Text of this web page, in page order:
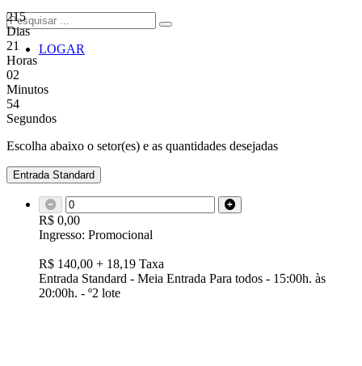
LOGAR
215
Dias
21
Horas
02
Minutos
53
Segundos
Escolha abaixo o setor(es) e as quantidades desejadas
Entrada Standard
R$ 0,00
Ingresso: Promocional
R$ 140,00 + 18,19 Taxa
Entrada Standard - Meia Entrada Para todos - 15:00h. às
20:00h. - º2 lote